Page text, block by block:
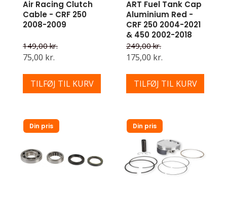
Air Racing Clutch
Cable - CRF 250
2008-2009
149,00 kr.
75,00 kr.
TILFØJ TIL KURV
ART Fuel Tank Cap
Aluminium Red -
CRF 250 2004-2021
& 450 2002-2018
249,00 kr.
175,00 kr.
TILFØJ TIL KURV
Din pris Din pris